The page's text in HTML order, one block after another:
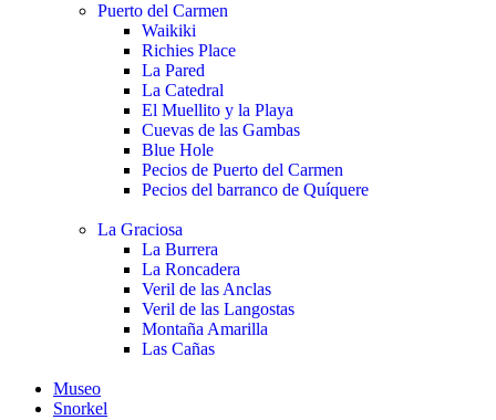
Puerto del Carmen
Waikiki
Richies Place
La Pared
La Catedral
El Muellito y la Playa
Cuevas de las Gambas
Blue Hole
Pecios de Puerto del Carmen
Pecios del barranco de Quíquere
La Graciosa
La Burrera
La Roncadera
Veril de las Anclas
Veril de las Langostas
Montaña Amarilla
Las Cañas
Museo
Snorkel